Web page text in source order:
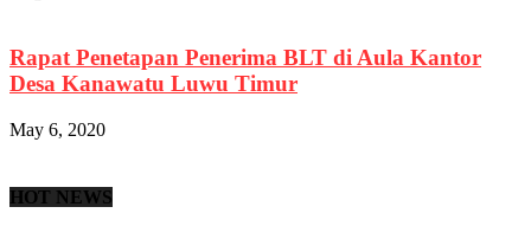
Rapat Penetapan Penerima BLT di Aula Kantor
Desa Kanawatu Luwu Timur
May 6, 2020
HOT NEWS